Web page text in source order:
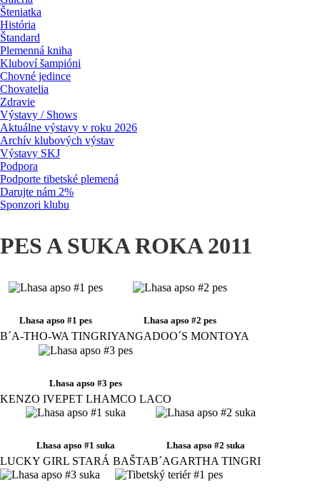
Šteniatka
História
Štandard
Plemenná kniha
Kluboví šampióni
Chovné jedince
Chovatelia
Zdravie
Výstavy / Shows
Aktuálne výstavy v roku 2026
Archív klubových výstav
Výstavy SKJ
Podpora
Podporte tibetské plemená
Darujte nám 2%
Sponzori klubu
PES A SUKA ROKA 2011
Lhasa apso #1 pes
B´A-THO-WA TINGRI
Lhasa apso #2 pes
YANGADOO´S MONTOYA
Lhasa apso #3 pes
KENZO IVEPET LHAMCO LACO
Lhasa apso #1 suka
LUCKY GIRL STARÁ BAŠTA
Lhasa apso #2 suka
B´AGARTHA TINGRI